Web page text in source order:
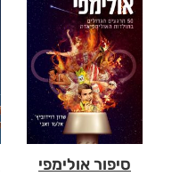
סיפור אולימפי